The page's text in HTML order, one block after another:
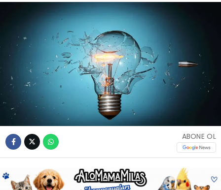
İhbar Hattı
Facebook
Instagram
YoutubeABONE OL